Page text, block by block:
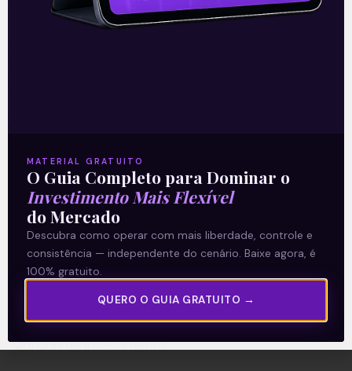
Termos e Condições
Política de Privacidade
Explore
Artigos
E Eu Com Isso?
Vídeos no Youtube
Manuais de Investimento
MATERIAL GRATUITO
O Guia Completo para Dominar o
Investimento Mais Flexível
do Mercado
Descubra como operar com mais liberdade, controle e
consistência — independente do cenário. Baixe agora, é
100% gratuito.
QUERO O GUIA GRATUITO →